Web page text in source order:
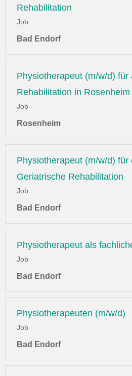
Rehabilitation
Job
Bad Endorf
Physiotherapeut (m/w/d) für
Rehabilitation in Rosenheim
Job
Rosenheim
Physiotherapeut (m/w/d) für
Geriatrische Rehabilitation
Job
Bad Endorf
Physiotherapeut als
Job
Bad Endorf
Physiotherapeuten (m/w/d)
Job
Bad Endorf